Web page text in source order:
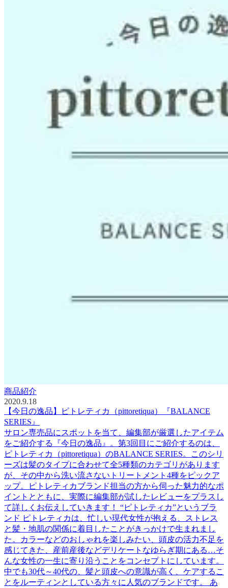
商品紹介
2020.9.18
【今日の逸品】ピトレティカ（pittoretiqua）『BALANCE
SERIES』
サロン専売品にスポットを当て、編集部が厳選したアイテム
をご紹介する『今日の逸品』。第3回目にご紹介するのは、
ピトレティカ（pittoretiqua）のBALANCE SERIES。このシリ
ーズは髪のタイプに合わせて全5種類のカテゴリがあります
が、その中から洗い流さないトリートメント4種をピックア
ップ。ピトレティカブランド担当の方から伺った魅力的なポ
イントとともに、実際に編集部が試したレビューをプラスし
て詳しくお伝えしていきます！ “ピトレティカ”というブラ
ンド ピトレティカは、忙しい現代女性が抱える、ストレス
と髪・地肌の関係に着目したことがきっかけで生まれまし
た。カラーなどのおしゃれを楽しみたい、頭皮の活力不足を
感じてきた、産前産後などデリケートなゆらぎ期にある…そ
んな女性の一生に寄り沿うことをコンセプトにしています。
中でも30代～40代の、髪と頭皮への意識が高く、ケアするこ
とをルーティンとしている方々に人気のブランドです。 あ